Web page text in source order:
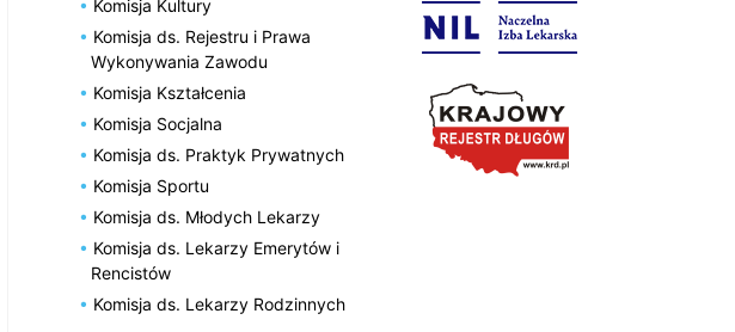
Komisja Kultury
Komisja ds. Rejestru i Prawa
Wykonywania Zawodu
Komisja Kształcenia
Komisja Socjalna
Komisja ds. Praktyk Prywatnych
Komisja Sportu
Komisja ds. Młodych Lekarzy
Komisja ds. Lekarzy Emerytów i
Rencistów
Komisja ds. Lekarzy Rodzinnych